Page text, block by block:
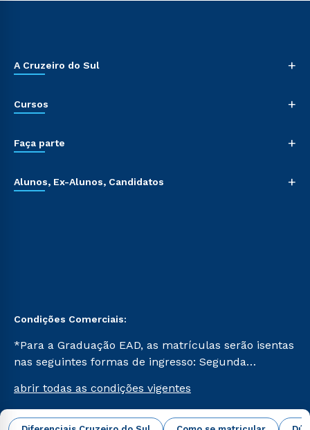
A Cruzeiro do Sul +
Cursos +
Faça parte +
Alunos, Ex-Alunos, Candidatos +
Condições Comerciais:
*Para a Graduação EAD, as matrículas serão isentas
nas seguintes formas de ingresso: Segunda
Já para as demais, a taxa de matrícula será de R$
49. *Para a Pós-graduação EAD, as ofertas
abrir todas as condições vigentes